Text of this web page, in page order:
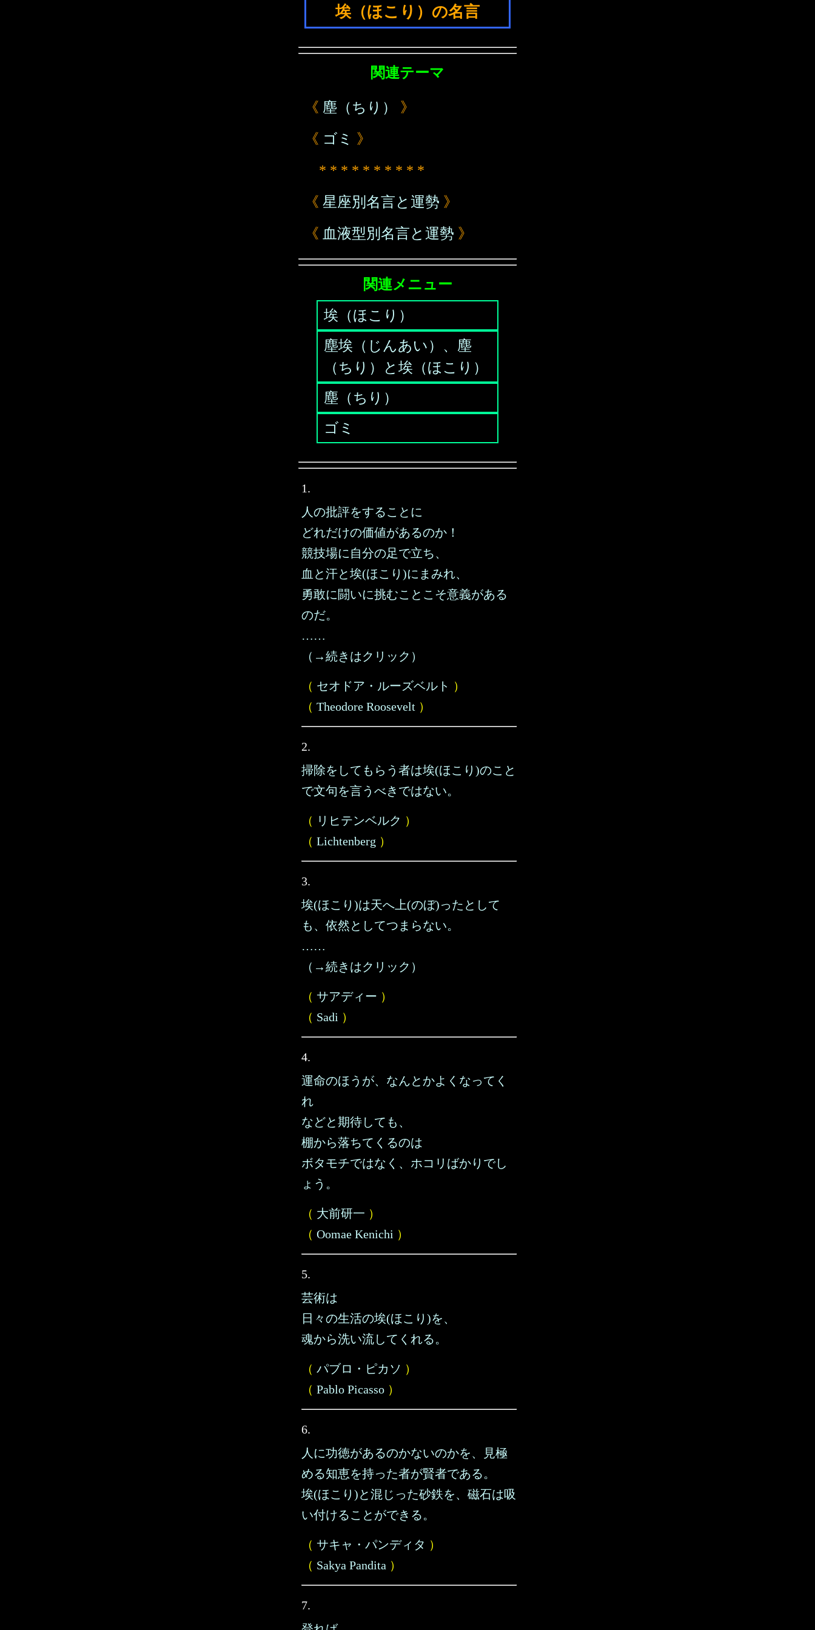
埃（ほこり）の名言
関連テーマ
《 塵（ちり）
》
《 ゴミ
》
* * * * * * * * * *
《 星座別名言と運勢 》
《 血液型別名言と運勢 》
関連メニュー
埃（ほこり）
塵埃（じんあい）、塵
（ちり）と埃（ほこり）
塵（ちり）
ゴミ
1.
人の批評をすることに
どれだけの価値があるのか！
競技場に自分の足で立ち、
血と汗と埃(ほこり)にまみれ、
勇敢に闘いに挑むことこそ意義がある
のだ。
……
（→続きはクリック）
（ セオドア・ルーズベルト ）
（ Theodore Roosevelt ）
2.
掃除をしてもらう者は埃(ほこり)のこと
で文句を言うべきではない。
（ リヒテンベルク ）
（ Lichtenberg ）
3.
埃(ほこり)は天へ上(のぼ)ったとして
も、依然としてつまらない。
……
（→続きはクリック）
（ サアディー ）
（ Sadi ）
4.
運命のほうが、なんとかよくなってく
れ
などと期待しても、
棚から落ちてくるのは
ボタモチではなく、ホコリばかりでし
ょう。
（ 大前研一 ）
（ Oomae Kenichi ）
5.
芸術は
日々の生活の埃(ほこり)を、
魂から洗い流してくれる。
（ パブロ・ピカソ ）
（ Pablo Picasso ）
6.
人に功徳があるのかないのかを、見極
める知恵を持った者が賢者である。
埃(ほこり)と混じった砂鉄を、磁石は吸
い付けることができる。
（ サキャ・パンディタ ）
（ Sakya Pandita ）
7.